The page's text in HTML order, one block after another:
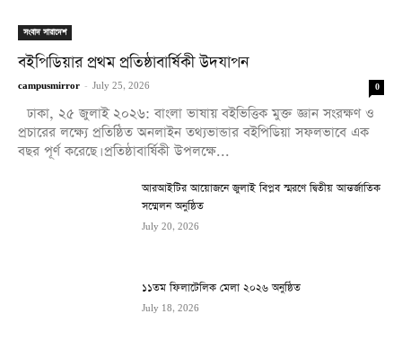
সংবাদ সারাদেশ
বইপিডিয়ার প্রথম প্রতিষ্ঠাবার্ষিকী উদযাপন
campusmirror - July 25, 2026 0
ঢাকা, ২৫ জুলাই ২০২৬: বাংলা ভাষায় বইভিত্তিক মুক্ত জ্ঞান সংরক্ষণ ও
প্রচারের লক্ষ্যে প্রতিষ্ঠিত অনলাইন তথ্যভান্ডার বইপিডিয়া সফলভাবে এক
বছর পূর্ণ করেছে। প্রতিষ্ঠাবার্ষিকী উপলক্ষে...
আরআইটির আয়োজনে জুলাই বিপ্লব স্মরণে দ্বিতীয় আন্তর্জাতিক
সম্মেলন অনুষ্ঠিত
July 20, 2026
১১তম ফিলাটেলিক মেলা ২০২৬ অনুষ্ঠিত
July 18, 2026